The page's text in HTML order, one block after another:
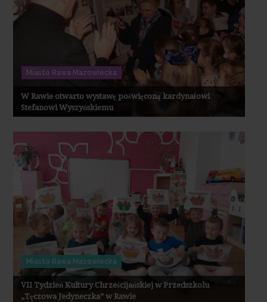
Miasto Rawa Mazowiecka
W Rawie otwarto wystawę poświęconą kardynałowi
Stefanowi Wyszyńskiemu
Miasto Rawa Mazowiecka
VII Tydzień Kultury Chrześcijańskiej w Przedszkolu
„Tęczowa Jedyneczka” w Rawie